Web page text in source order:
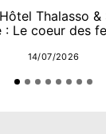
Thalasso
: Le coeur des
14/07/2026